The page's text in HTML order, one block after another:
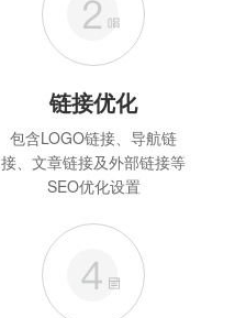
链接优化
包含LOGO链接、导航链
接、文章链接及外部链接等
SEO优化设置